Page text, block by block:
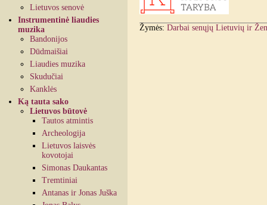
Lietuvos senovė
Instrumentinė liaudies
muzika
Bandonijos
Dūdmaišiai
Liaudies muzika
Skudučiai
Kanklės
Ką tauta sako
Lietuvos būtovė
Tautos atmintis
Archeologija
Lietuvos laisvės
kovotojai
Simonas Daukantas
Tremtiniai
Antanas ir Jonas Juška
Žymės: Darbai senųjų Lietuvių ir